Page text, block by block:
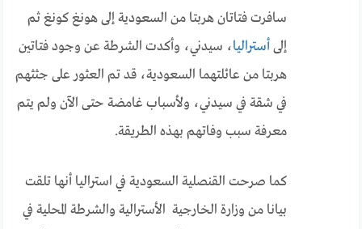
سافرت فتاتان هربتا من السعودية إلى هونغ كونغ ثم
إلى أستراليا، سيدني، وأكدت الشرطة عن وجود فتاتين
هربتا من عائلتهما السعودية، قد تم العثور على جثثهم
في شقة في سيدني، ولأسباب غامضة حتى الآن ولم يتم
معرفة سبب وفاتهم بهذه الطريقة.
كما صرحت القنصلية السعودية في استراليا أنها تلقت
بيانا من وزارة الخارجية الأسترالية والشرطة المحلية في